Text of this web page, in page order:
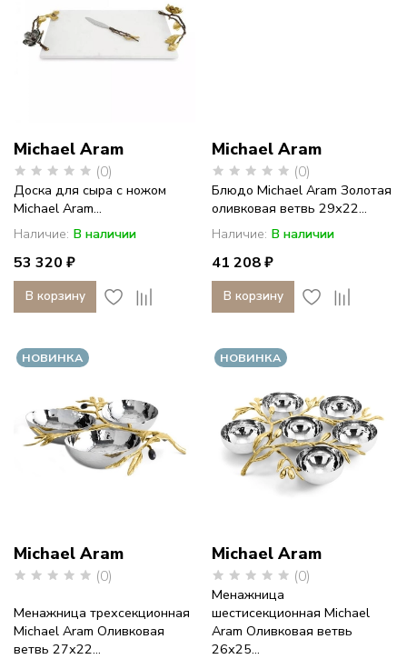
Michael Aram
(0)
Доска для сыра с ножом
Michael Aram...
Наличие: В наличии
53 320 ₽
В корзину
Michael Aram
(0)
Блюдо Michael Aram Золотая
оливковая ветвь 29х22...
Наличие: В наличии
41 208 ₽
В корзину
НОВИНКА
Michael Aram
(0)
Менажница трехсекционная
Michael Aram Оливковая
ветвь 27х22...
НОВИНКА
Michael Aram
(0)
Менажница
шестисекционная Michael
Aram Оливковая ветвь
26х25...